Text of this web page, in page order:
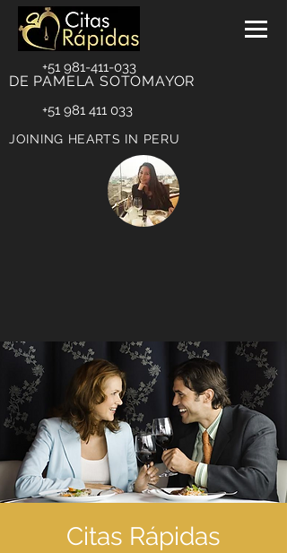
+51 981-411-033
DE PAMELA SOTOMAYOR
+51 981 411 033
JOINING HEARTS IN PERU
Citas Rápidas